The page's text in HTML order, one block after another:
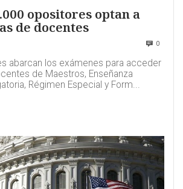
opositores optan a
de docentes
0
abarcan los exámenes para acceder
de Maestros, Enseñanza
Régimen Especial y Form...